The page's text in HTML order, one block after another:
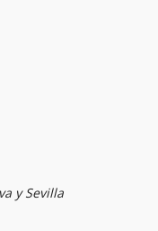
y Sevilla